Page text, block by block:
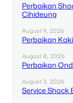
Perbaikan
Cihideung
August 9, 2026
Perbaikan
August 8, 2026
Perbaikan
August 3, 2026
Service Shock